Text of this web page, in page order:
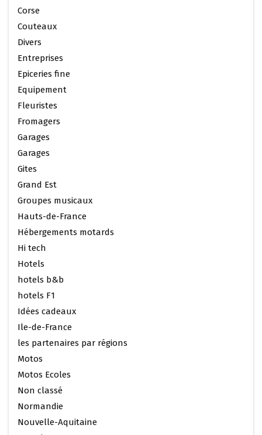
Corse
Couteaux
Divers
Entreprises
Epiceries fine
Equipement
Fleuristes
Fromagers
Garages
Garages
Gites
Grand Est
Groupes musicaux
Hauts-de-France
Hébergements motards
Hi tech
Hotels
hotels b&b
hotels F1
Idées cadeaux
Ile-de-France
les partenaires par régions
Motos
Motos Ecoles
Non classé
Normandie
Nouvelle-Aquitaine